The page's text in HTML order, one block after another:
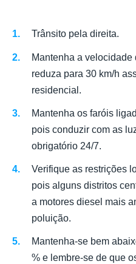
Trânsito pela direita.
Mantenha a
reduza para 30 km/h
residencial.
Mantenha os faróis
pois conduzir com as
obrigatório 24/7.
Verifique as restrições
pois alguns distritos
a motores diesel mais
poluição.
Mantenha-se bem
% e lembre-se de que